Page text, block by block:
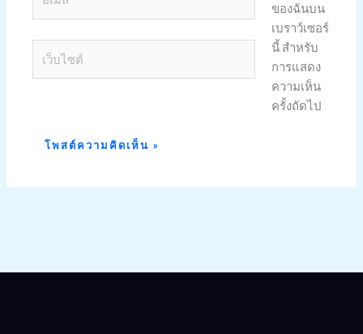
เว็บไซต์
ของฉันบน
เบราว์เซอร์
นี้ สำหรับ
การแสดง
ความเห็น
ครั้งถัดไป